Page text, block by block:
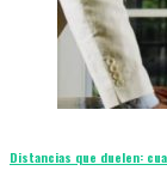
Distancias que duelen: